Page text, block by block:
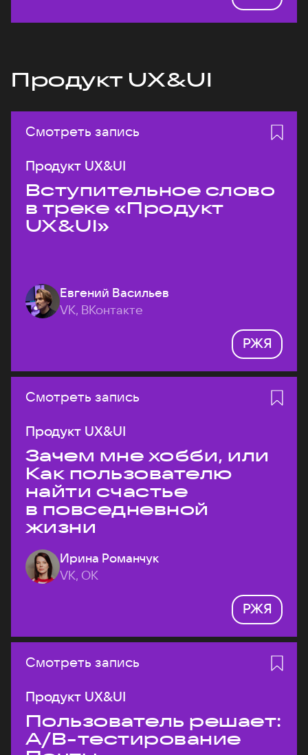
Продукт UX&UI
Смотреть запись
Продукт UX&UI
Вступительное слово
в треке «Продукт
UX&UI»
Евгений Васильев
VK, ВКонтакте
РЖЯ
Смотреть запись
Продукт UX&UI
Зачем мне хобби, или
Как пользователю
найти счастье
в повседневной
жизни
Ирина Романчук
VK, ОК
РЖЯ
Смотреть запись
Продукт UX&UI
Пользователь решает:
A/B-тестирование